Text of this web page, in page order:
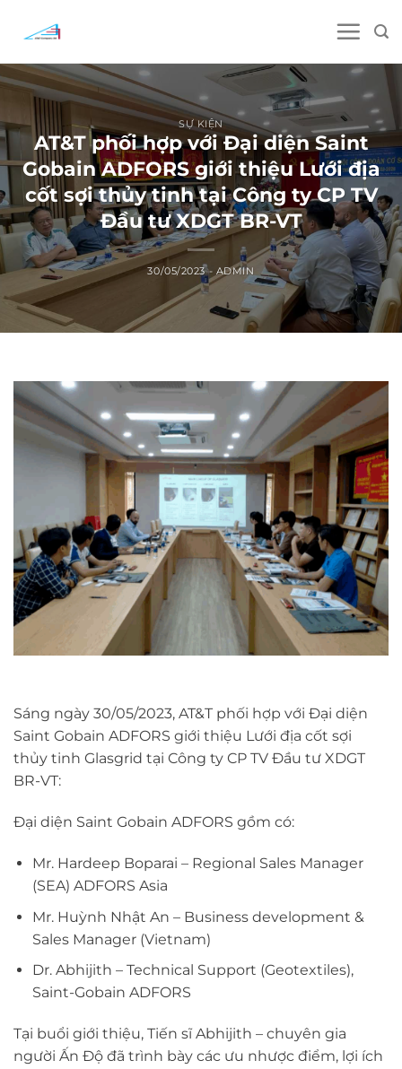
SỰ KIỆN
AT&T phối hợp với Đại diện Saint
Gobain ADFORS giới thiệu Lưới địa
cốt sợi thủy tinh tại Công ty CP TV
Đầu tư XDGT BR-VT
30/05/2023- ADMIN
Sáng ngày 30/05/2023, AT&T phối hợp với Đại diện
Saint Gobain ADFORS giới thiệu Lưới địa cốt sợi
thủy tinh Glasgrid tại Công ty CP TV Đầu tư XDGT
BR-VT:
Đại diện Saint Gobain ADFORS gồm có:
Mr. Hardeep Boparai – Regional Sales Manager
(SEA) ADFORS Asia
Mr. Huỳnh Nhật An – Business development &
Sales Manager (Vietnam)
Dr. Abhijith – Technical Support (Geotextiles),
Saint-Gobain ADFORS
Tại buổi giới thiệu, Tiến sĩ Abhijith – chuyên gia
người Ấn Độ đã trình bày các ưu nhược điểm, lợi ích